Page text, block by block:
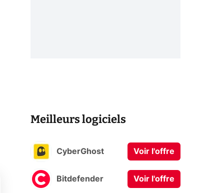
Meilleurs logiciels
CyberGhost Voir l'offre
Bitdefender Voir l'offre